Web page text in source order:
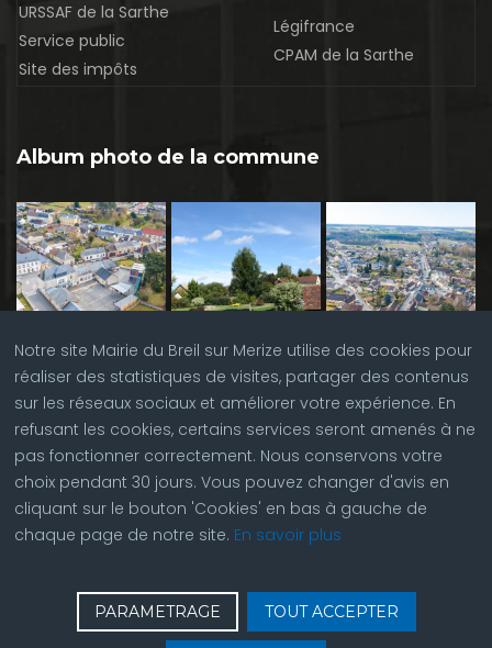
Notre site Mairie du Breil sur Merize utilise des cookies pour
réaliser des statistiques de visites, partager des contenus
sur les réseaux sociaux et améliorer votre expérience. En
refusant les cookies, certains services seront amenés à ne
pas fonctionner correctement. Nous conservons votre
choix pendant 30 jours. Vous pouvez changer d'avis en
cliquant sur le bouton 'Cookies' en bas à gauche de
chaque page de notre site. En savoir plus
PARAMETRAGE TOUT ACCEPTER
URSSAF de la Sarthe
Service public
Site des impôts
Légifrance
CPAM de la Sarthe
Album photo de la commune
Contactez nous | © Copyright 2023 |Plan du site|
Réalisation du site parABC Site Web| Seconnecter| Accès